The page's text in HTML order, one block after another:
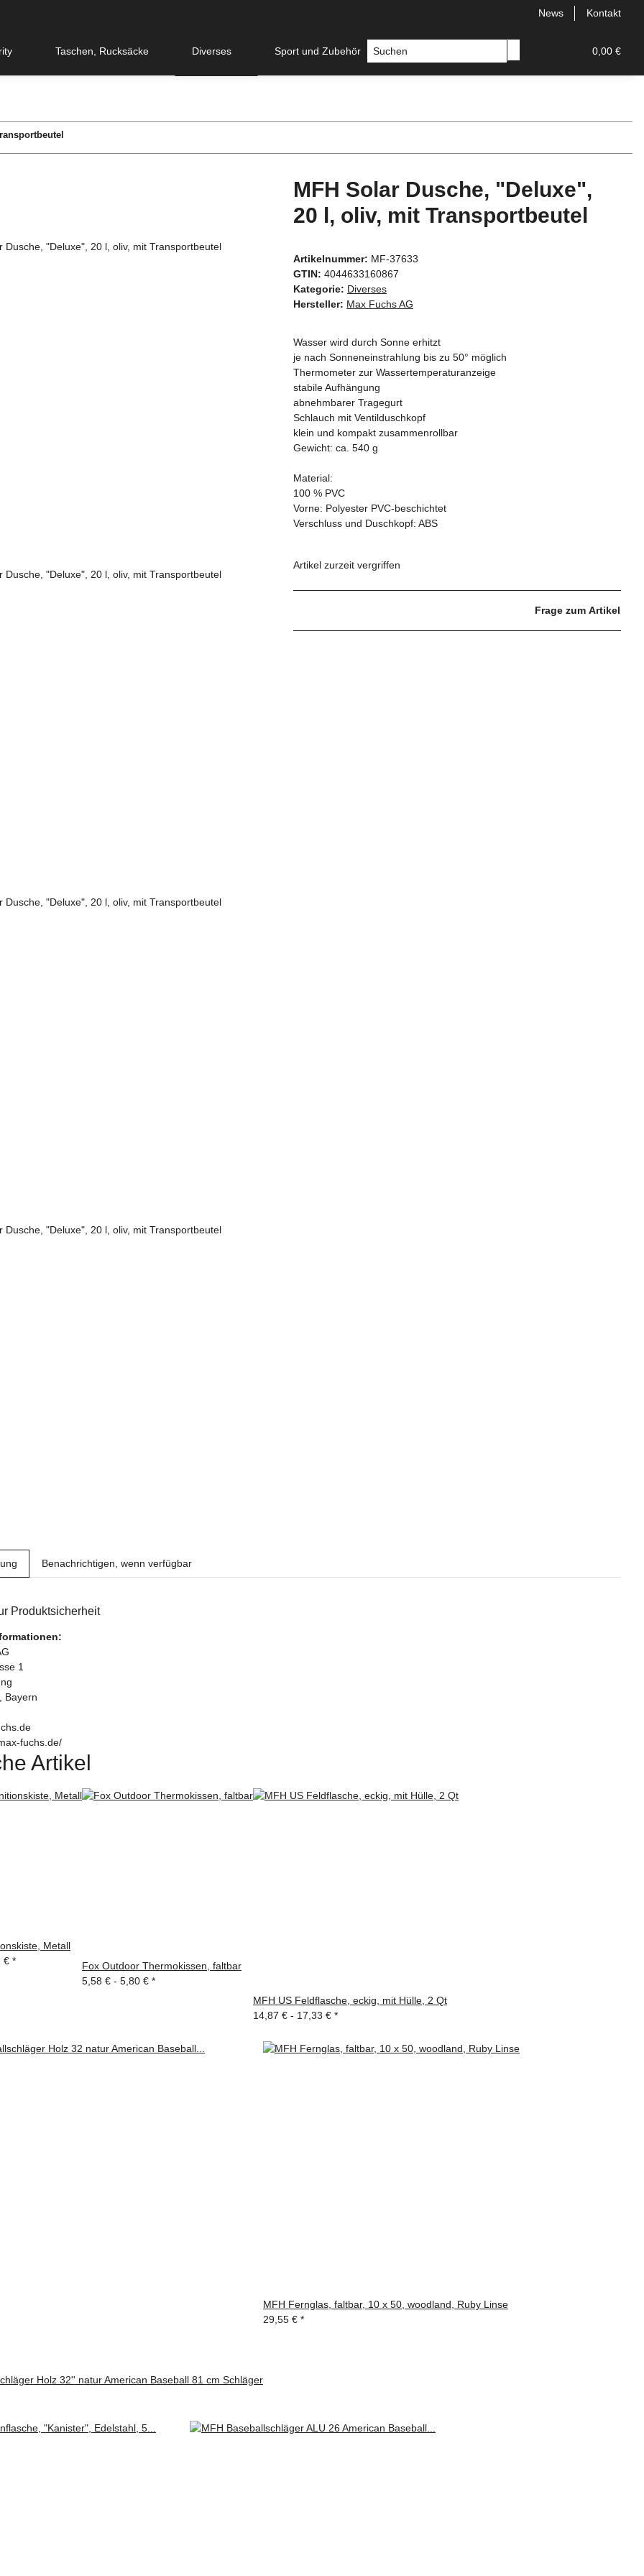
News Kontakt
0,00 €
Taschen, Rucksäcke Diverses Sport und Zubehör Messer
MFH Solar Dusche, "Deluxe",
20 l, oliv, mit Transportbeutel
Artikelnummer: MF-37633
GTIN: 4044633160867
Kategorie: Diverses
Hersteller: Max Fuchs AG
Wasser wird durch Sonne erhitzt
je nach Sonneneinstrahlung bis zu 50° möglich
Thermometer zur Wassertemperaturanzeige
stabile Aufhängung
abnehmbarer Tragegurt
Schlauch mit Ventilduschkopf
klein und kompakt zusammenrollbar
Gewicht: ca. 540 g
Material:
100 % PVC
Vorne: Polyester PVC-beschichtet
Verschluss und Duschkopf: ABS
Artikel zurzeit vergriffen
Frage zum Artikel
Benachrichtigen, wenn verfügbar
Produktsicherheit
1
Bayern
fuchs.de/
Artikel
Metall
€ *
Fox Outdoor Thermokissen, faltbar
5,58 € - 5,80 € *
MFH US Feldflasche, eckig, mit Hülle, 2 Qt
14,87 € - 17,33 € *
Holz 32'' natur American Baseball 81 cm Schläger
MFH Fernglas, faltbar, 10 x 50, woodland, Ruby Linse
29,55 € *